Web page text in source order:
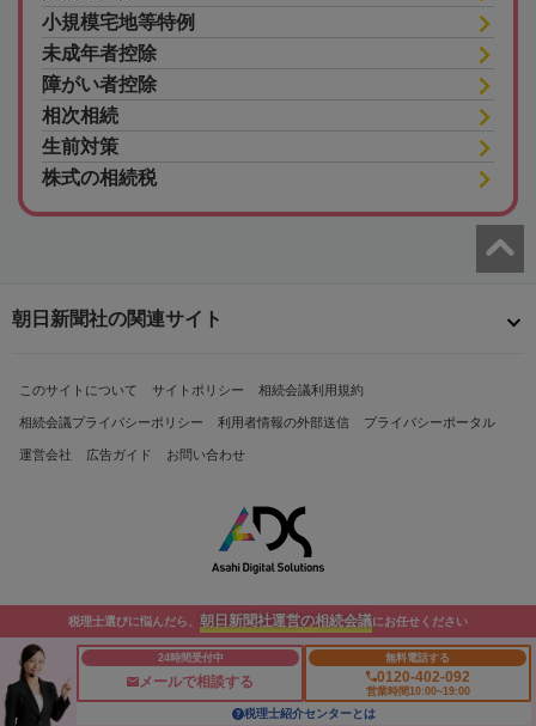
小規模宅地等特例
未成年者控除
障がい者控除
相次相続
生前対策
株式の相続税
税理士選びに悩んだら、 朝日新聞社運営の相続会議にお任せください
24時間受付中
メールで相談する
無料電話する
0120-402-092
営業時間10:00~19:00
税理士紹介センターとは
朝日新聞社の関連サイト
このサイトについて サイトポリシー 相続会議利用規約
相続会議プライバシーポリシー 利用者情報の外部送信 プライバシーポータル
運営会社 広告ガイド お問い合わせ
Copyright© The Asahi Shimbun Company. All Rights Reserved.